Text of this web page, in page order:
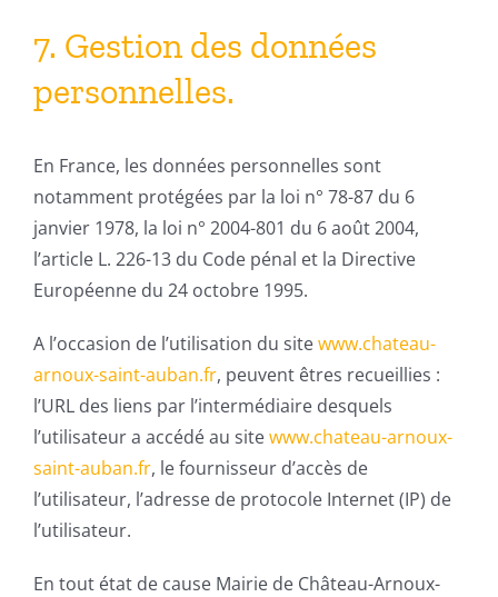
7. Gestion des données
personnelles.
En France, les données personnelles sont
notamment protégées par la loi n° 78-87 du 6
janvier 1978, la loi n° 2004-801 du 6 août 2004,
l’article L. 226-13 du Code pénal et la Directive
Européenne du 24 octobre 1995.
A l’occasion de l’utilisation du sitewww.chateau-
arnoux-saint-auban.fr, peuvent êtres recueillies :
l’URL des liens par l’intermédiaire desquels
l’utilisateur a accédé au sitewww.chateau-arnoux-
saint-auban.fr, le fournisseur d’accès de
l’utilisateur, l’adresse de protocole Internet (IP) de
l’utilisateur.
En tout état de cause Mairie de Château-Arnoux-